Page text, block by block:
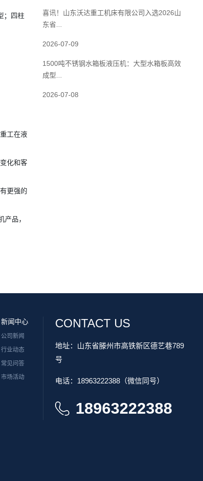
；四柱
工在液
化和客
更强的
产品，
喜讯！山东沃达重工机床有限公司入选2026山
东省...
2026-07-09
1500吨不锈钢水箱板液压机：大型水箱板高效
成型...
2026-07-08
新闻中心
公司新闻
行业动态
常见问答
市场活动
CONTACT US
地址：山东省滕州市高铁新区德艺巷789
号
电话：18963222388（微信同号）
18963222388